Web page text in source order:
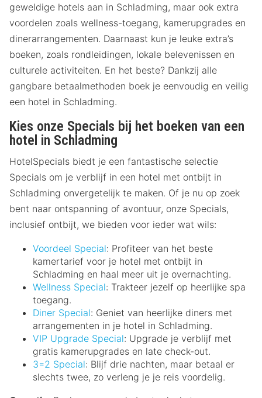
geweldige hotels aan in Schladming, maar ook extra
voordelen zoals wellness-toegang, kamerupgrades en
dinerarrangementen. Daarnaast kun je leuke extra’s
boeken, zoals rondleidingen, lokale belevenissen en
culturele activiteiten. En het beste? Dankzij alle
gangbare betaalmethoden boek je eenvoudig en veilig
een hotel in Schladming.
Kies onze Specials bij het boeken van een
hotel in Schladming
HotelSpecials biedt je een fantastische selectie
Specials om je verblijf in een hotel met ontbijt in
Schladming onvergetelijk te maken. Of je nu op zoek
bent naar ontspanning of avontuur, onze Specials,
inclusief ontbijt, we bieden voor ieder wat wils:
Voordeel Special: Profiteer van het beste
kamertarief voor je hotel met ontbijt in
Schladming en haal meer uit je overnachting.
Wellness Special: Trakteer jezelf op heerlijke spa
toegang.
Diner Special: Geniet van heerlijke diners met
arrangementen in je hotel in Schladming.
VIP Upgrade Special: Upgrade je verblijf met
gratis kamerupgrades en late check-out.
3=2 Special: Blijf drie nachten, maar betaal er
slechts twee, zo verleng je je reis voordelig.